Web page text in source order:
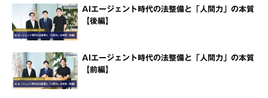
AIエージェント時代の法整備と「人間力」の本質
【後編】
AIエージェント時代の法整備と「人間力」の本質
【前編】